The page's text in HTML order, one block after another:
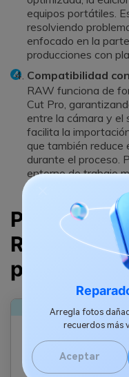
Arregla fotos
recuerdos más
Aceptar
equipos portátiles.
resolviendo
enfocado en la
producciones con
Compatibilidad
RAW funciona de
Cut Pro,
entre la cámara y el
facilita la
que también reduce
durante el proceso.
entorno de trabajo
Parte 3: ¿Tu
RAW está
puedes
Wondershare
Repare vídeos